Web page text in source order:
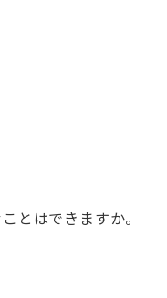
とはできますか。